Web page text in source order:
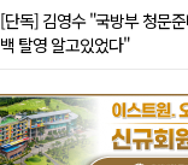
[단독] 김영수 "국방부 청문
백 탈영 알고있었다"